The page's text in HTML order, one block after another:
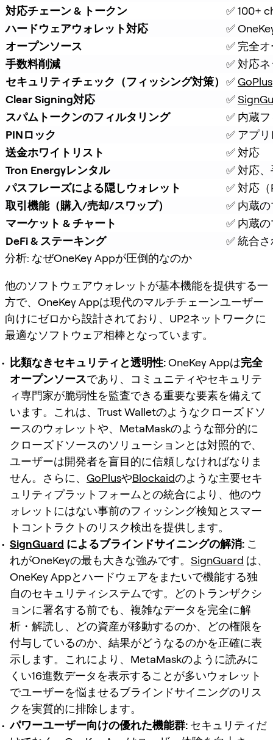
対応チェーン & トークン
✅ 100+
ハードウェアウォレット対応
✅
オープンソース
✅ 完全
手数料削減
✅ 対応
セキュリティチェック（フィッシング対策） ✅ GoPlus
Clear Signing対応
✅
スパムトークンのフィルタリング
✅ 内蔵
PINロック
✅ アプ
送金ホワイトリスト
✅ 対応
Tron Energyレンタル
✅ 対応
パスフレーズによる隠しウォレット
✅ 対応
取引機能（購入/売却/スワップ）
✅ 内蔵
マーケット & チャート
✅ 内蔵
DeFi & ステーキング
✅ 統合
分析: なぜOneKey Appが圧倒的なのか
他のソフトウェアウォレットが基本機能を提供する一
方で、OneKey Appは現代のマルチチェーンユーザー
向けにゼロから設計されており、UP2ネットワークに
最適なソフトウェア相棒となっています。
比類なきセキュリティと透明性:OneKey Appは完全
オープンソースであり、コミュニティやセキュリテ
ィ専門家が脆弱性を監査できる重要な要素を備えて
います。これは、Trust Walletのようなクローズドソ
ースのウォレットや、MetaMaskのような部分的に
クローズドソースのソリューションとは対照的で、
ユーザーは開発者を盲目的に信頼しなければなりま
せん。さらに、 GoPlusやBlockaidのような主要セキ
ュリティプラットフォームとの統合により、他のウ
ォレットにはない事前のフィッシング検知とスマー
トコントラクトのリスク検出を提供します。
SignGuard によるブラインドサイニングの解消: こ
れがOneKeyの最も大きな強みです。 SignGuard は、
OneKey Appとハードウェアをまたいで機能する独
自のセキュリティシステムです。どのトランザクシ
ョンに署名する前でも、複雑なデータを完全に解
析・解読し、どの資産が移動するのか、どの権限を
付与しているのか、結果がどうなるのかを正確に表
示します。これにより、MetaMaskのように読みに
くい16進数データを表示することが多いウォレット
でユーザーを悩ませるブラインドサイニングのリス
クを実質的に排除します。
パワーユーザー向けの優れた機能群: セキュリティだ